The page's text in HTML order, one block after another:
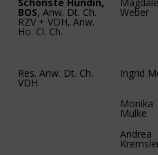
BOS, Anw. Dt. Ch.
RZV + VDH, Anw.
Ho. Cl. Ch.
Weber
Res. Anw. Dt. Ch.
VDH
Ingrid
Monika
Mulke
Andrea